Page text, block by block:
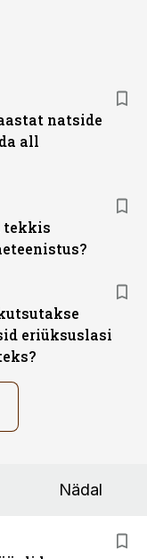
natside
all
eriüksuslasi
Nädal